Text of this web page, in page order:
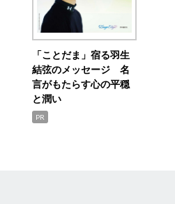
「ことだま」宿る羽生
結弦のメッセージ 名
言がもたらす心の平穏
と潤い
PR